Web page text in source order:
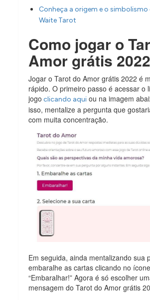
Conheça a origem e o simbolismo
Waite Tarot
Como jogar o
Amor grátis
Jogar o Tarot do Amor grátis 2022 é
rápido. O primeiro passo é acessar o
jogo clicando aqui ou na imagem
isso, mentalize a pergunta que
com muita concentração.
Em seguida, ainda mentalizando sua
embaralhe as cartas clicando no ícone
“Embaralhar!” Agora é só escolher
mensagem do Tarot do Amor grátis